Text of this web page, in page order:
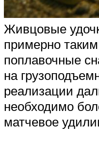
Живцовые
примерно
поплавочные
на
реализации
необходимо
матчевое